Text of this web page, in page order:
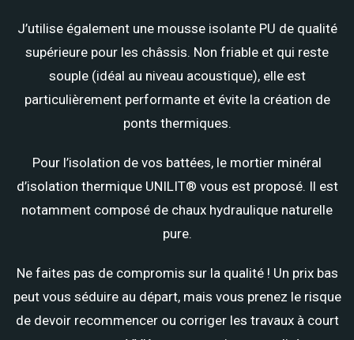
J’utilise également une mousse isolante PU de qualité
supérieure pour les châssis. Non friable et qui reste
souple (idéal au niveau acoustique), elle est
particulièrement performante et évite la création de
ponts thermiques.
Pour l’isolation de vos battées, le mortier minéral
d’isolation thermique UNILIT® vous est proposé. Il est
notamment composé de chaux hydraulique naturelle
pure.
Ne faites pas de compromis sur la qualité ! Un prix bas
peut vous séduire au départ, mais vous prenez le risque
de devoir recommencer ou corriger les travaux à court